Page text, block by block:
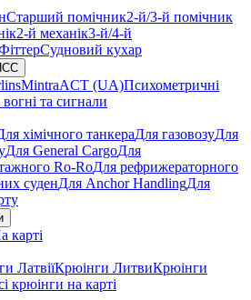
Старший помічник2-й/3-й помічник
2-й механік3-й/4-й
Судновий кухар
MintraACT (UA)Психометричні
та сигнали
хімічного танкераДля газовозуДля
Для General CargoДля
Ro-RoДля рефрижераторного
суденДля Anchor HandlingДля
карті
ЛатвіїКрюінги ЛитвиКрюінги
крюінги на карті